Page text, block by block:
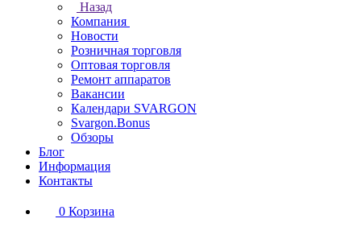
Назад
Компания
Новости
Розничная торговля
Оптовая торговля
Ремонт аппаратов
Вакансии
Календари SVARGON
Svargon.Bonus
Обзоры
Блог
Информация
Контакты
0 Корзина